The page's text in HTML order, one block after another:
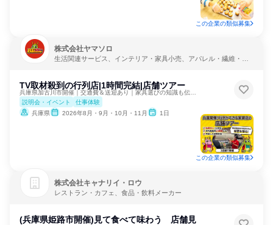
この企業の類似募集
株式会社ヤマソロ
生活関連サービス、インテリア・家具小売、アパレル・繊維・ス
TV取材殺到の行列店|1時間完結|店舗ツアー
説明会・イベント
仕事体験
兵庫県
2026年8月・9月・10月・11月 1日
この企業の類似募集
株式会社キャナリイ・ロウ
レストラン・カフェ、食品・飲料メーカー
(兵庫県姫路市開催)見て食べて味わう 店舗見